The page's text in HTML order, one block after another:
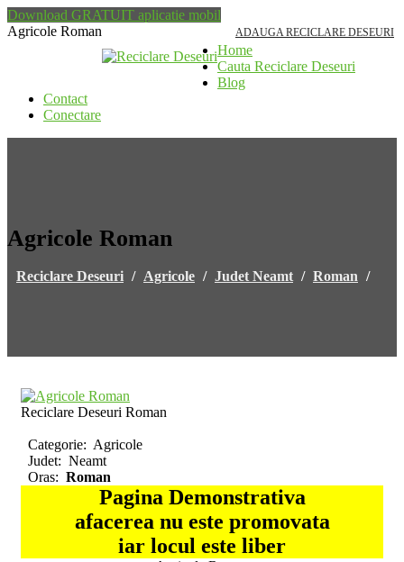
Download GRATUIT aplicatie mobil
Agricole Roman
ADAUGA RECICLARE DESEURI
Home
Cauta Reciclare Deseuri
Blog
Contact
Conectare
Agricole Roman
Reciclare Deseuri / Agricole / Judet Neamt / Roman /
Reciclare Deseuri Roman
Categorie: Agricole
Judet: Neamt
Oras: Roman
Pagina Demonstrativa
afacerea nu este promovata
iar locul este liber